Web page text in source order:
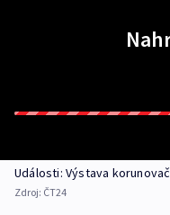
Události: Výstava
Zdroj: ČT24